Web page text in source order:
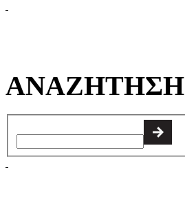
ΑΝΑΖΗΤΗΣΗ